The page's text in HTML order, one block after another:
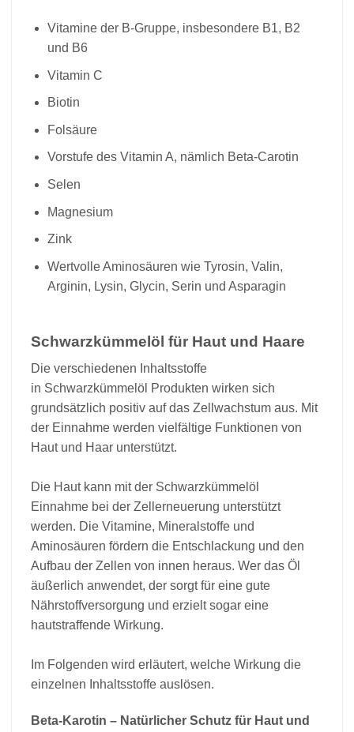
Vitamine der B-Gruppe, insbesondere B1, B2
und B6
Vitamin C
Biotin
Folsäure
Vorstufe des Vitamin A, nämlich Beta-Carotin
Selen
Magnesium
Zink
Wertvolle Aminosäuren wie Tyrosin, Valin,
Arginin, Lysin, Glycin, Serin und Asparagin
Schwarzkümmelöl für Haut und Haare
Die verschiedenen Inhaltsstoffe
in Schwarzkümmelöl Produkten wirken sich
grundsätzlich positiv auf das Zellwachstum aus. Mit
der Einnahme werden vielfältige Funktionen von
Haut und Haar unterstützt.
Die Haut kann mit der Schwarzkümmelöl
Einnahme bei der Zellerneuerung unterstützt
werden. Die Vitamine, Mineralstoffe und
Aminosäuren fördern die Entschlackung und den
Aufbau der Zellen von innen heraus. Wer das Öl
äußerlich anwendet, der sorgt für eine gute
Nährstoffversorgung und erzielt sogar eine
hautstraffende Wirkung.
Im Folgenden wird erläutert, welche Wirkung die
einzelnen Inhaltsstoffe auslösen.
Beta-Karotin – Natürlicher Schutz für Haut und